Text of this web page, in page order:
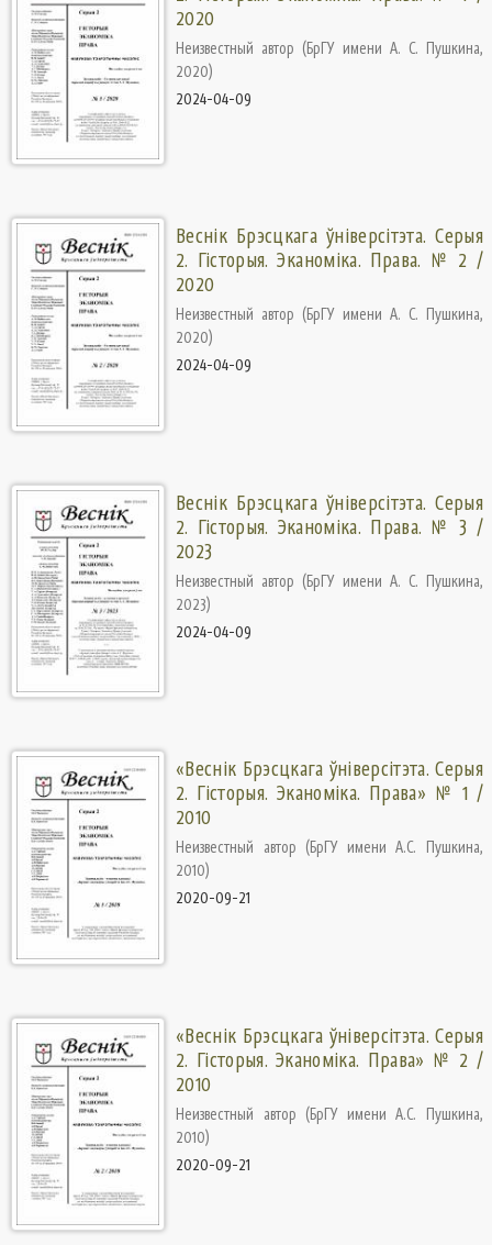
2020
Неизвестный автор (БрГУ имени А. С. Пушкина,
2020)
2024-04-09
Веснік Брэсцкага ўніверсітэта. Серыя
2. Гісторыя. Эканоміка. Права. № 2 /
2020
Неизвестный автор (БрГУ имени А. С. Пушкина,
2020)
2024-04-09
Веснік Брэсцкага ўніверсітэта. Серыя
2. Гісторыя. Эканоміка. Права. № 3 /
2023
Неизвестный автор (БрГУ имени А. С. Пушкина,
2023)
2024-04-09
«Веснік Брэсцкага ўніверсітэта. Серыя
2. Гісторыя. Эканоміка. Права» № 1 /
2010
Неизвестный автор (БрГУ имени А.С. Пушкина,
2010)
2020-09-21
«Веснік Брэсцкага ўніверсітэта. Серыя
2. Гісторыя. Эканоміка. Права» № 2 /
2010
Неизвестный автор (БрГУ имени А.С. Пушкина,
2010)
2020-09-21